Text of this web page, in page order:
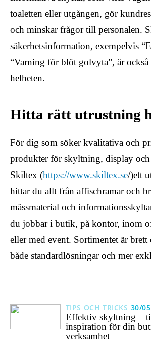
toaletten eller utgången, gör
och minskar frågor till personalen.
säkerhetsinformation, exempelvis
“Varning för blöt golvyta”, är
helheten.
Hitta rätt utrustning
För dig som söker kvalitativa och
produkter för skyltning, display och
Skiltex (https://www.skiltex.se/)ett
hittar du allt från affischramar och
mässmaterial och
du jobbar i butik, på kontor, inom
eller med event. Sortimentet är brett
både standardlösningar och mer
TIPS OCH TRICKS 30/
Effektiv skyltning –
inspiration för din
verksamhet